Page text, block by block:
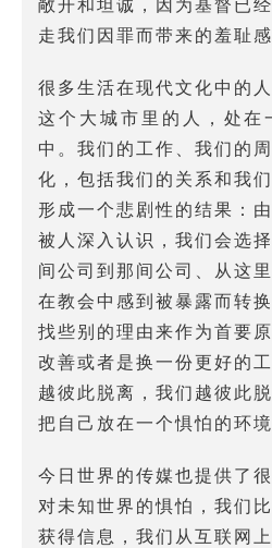
走我们因罪而带来的羞耻感
很多生活在现代文化中的
这个大城市里的人，处在
中。我们的工作、我们的
化，包括我们的关系和我
形成一个悲剧性的结果：
被人深入认识，我们会选
间公司到那间公司、从这
在教会中感到被暴露而转
找些别的理由来作为首要
改善或者是换一份更好的
越彼此脱离，我们越彼此
把自己放在一个惧怕的环境
今日世界的传媒也提供了
对未知世界的惧怕，我们
获得信息，我们从互联网